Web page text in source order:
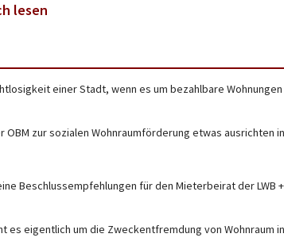
lesen
einer Stadt, wenn es um bezahlbare Wohnungen
OBM zur sozialen Wohnraumförderung etwas ausrichten
Beschlussempfehlungen für den Mieterbeirat der LWB
es eigentlich um die Zweckentfremdung von Wohnraum